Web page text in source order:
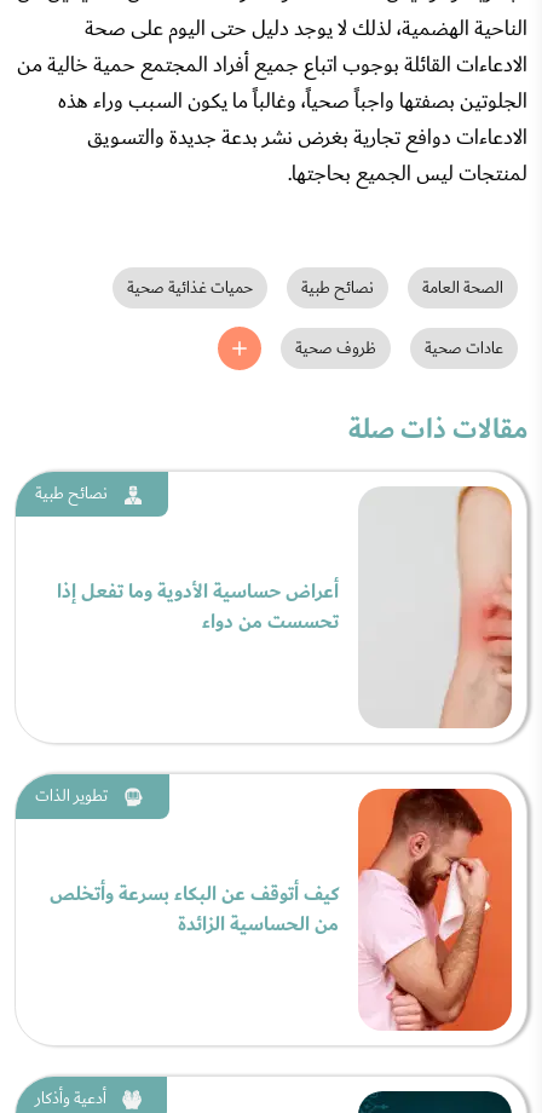
الناحية الهضمية، لذلك لا يوجد دليل حتى اليوم على صحة
الادعاءات القائلة بوجوب اتباع جميع أفراد المجتمع حمية خالية من
الجلوتين بصفتها واجباً صحياً، وغالباً ما يكون السبب وراء هذه
الادعاءات دوافع تجارية بغرض نشر بدعة جديدة والتسويق
لمنتجات ليس الجميع بحاجتها.
الصحة العامة نصائح طبية حميات غذائية صحية
عادات صحية ظروف صحية
مقالات ذات صلة
نصائح طبية
أعراض حساسية الأدوية وما تفعل إذا
تحسست من دواء
تطوير الذات
كيف أتوقف عن البكاء بسرعة وأتخلص
من الحساسية الزائدة
أدعية وأذكار